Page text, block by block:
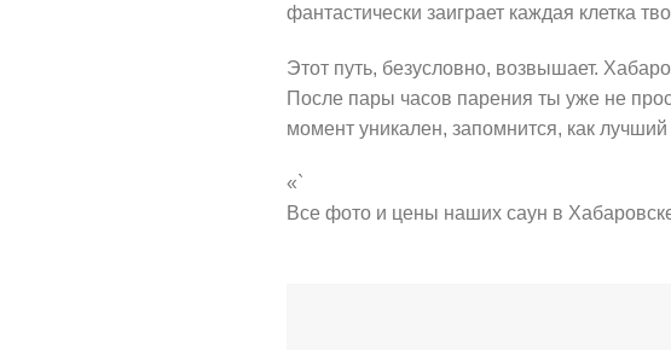
фантастически заиграет каждая клетка
Этот путь, безусловно, возвышает.
После пары часов парения ты уже не
момент уникален, запомнится, как лучший
«`
Все фото и цены наших саун в